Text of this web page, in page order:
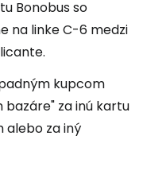
Bonobus so
na linke C-6 medzi
kupcom
za inú kartu
alebo za iný